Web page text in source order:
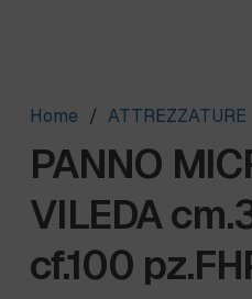
Home / ATTREZZATURE
PANNO
VILEDA
cf.100